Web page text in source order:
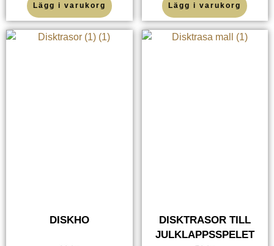
Lägg i varukorg Lägg i varukorg
DISKHO
DISKTRASOR TILL
JULKLAPPSSPELET